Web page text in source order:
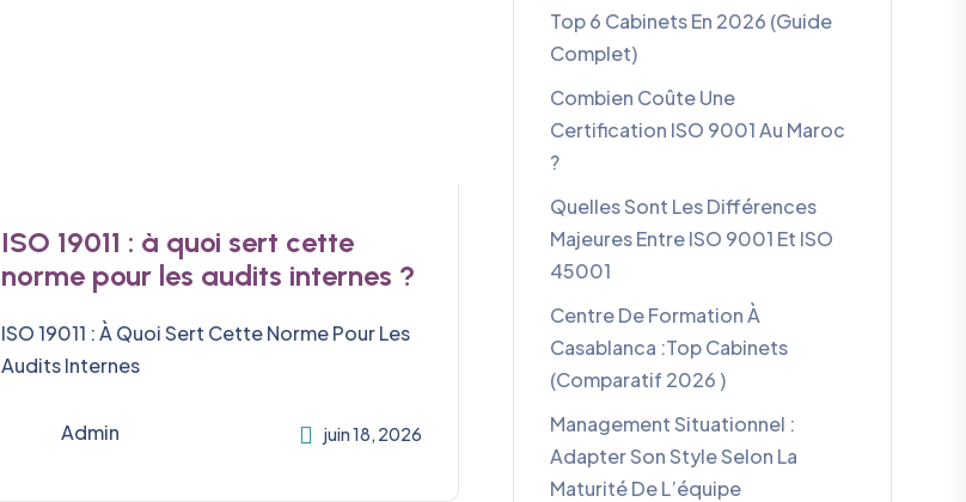
ISO 19011 : à quoi sert cette
norme pour les audits internes ?
ISO 19011 : À Quoi Sert Cette Norme Pour Les
Audits Internes
Admin juin 18, 2026
Top 6 Cabinets En 2026 (guide
Complet)
Combien Coûte Une
Certification ISO 9001 Au Maroc
?
Quelles Sont Les Différences
Majeures Entre ISO 9001 Et ISO
45001
Centre De Formation À
Casablanca :Top Cabinets
(comparatif 2026 )
Management Situationnel :
Adapter Son Style Selon La
Maturité De L’équipe